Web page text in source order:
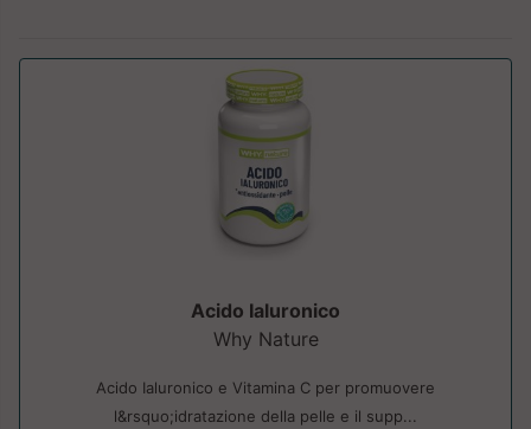
Acido Ialuronico
Why Nature
Acido Ialuronico e Vitamina C per promuovere
l&rsquo;idratazione della pelle e il supp...